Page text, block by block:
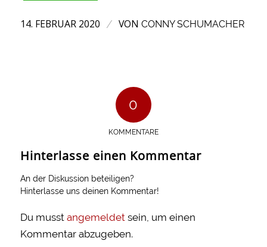
14. FEBRUAR 2020 / VON CONNY SCHUMACHER
0
KOMMENTARE
Hinterlasse einen Kommentar
An der Diskussion beteiligen?
Hinterlasse uns deinen Kommentar!
Du musst angemeldetsein, um einen
Kommentar abzugeben.